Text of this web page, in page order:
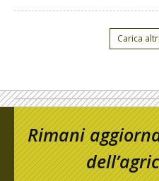
Carica
Rimani